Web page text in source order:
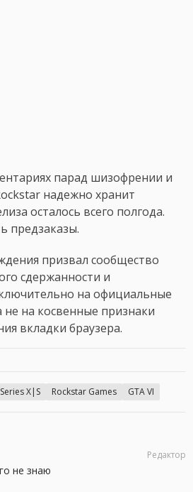
парад шизофрении и
надежно хранит
осталось всего полгода.
предзаказы.
призвал сообщество
сдержанности и
на официальные
не на косвенные признаки
вкладки браузера.
X|S Rockstar Games GTA VI
не знаю
Редактор